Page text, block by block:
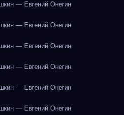
— Евгений Онегин
— Евгений Онегин
— Евгений Онегин
— Евгений Онегин
— Евгений Онегин
— Евгений Онегин